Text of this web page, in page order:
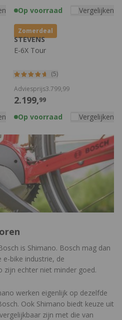
Op voorraad Vergelijken
Zomerdeal
STEVENS
E-6X Tour
(5)
2.199,99
Adviesprijs3.799,99
Op voorraad Vergelijken
is Shimano. Bosch mag dan
bike industrie, de
zijn echter niet minder goed.
werken eigenlijk op dezelfde
Ook Shimano biedt keuze uit
zijn met die van